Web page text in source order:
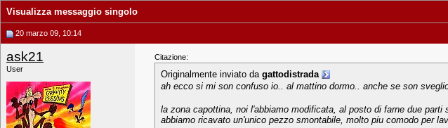
Visualizza messaggio singolo
20 marzo 09, 10:14
ask21
User
Citazione:
Originalmente inviato da gattodistrada
ah ecco si mi son confuso io.. al mattino dormo.. anche se son
la zona capottina, noi l'abbiamo modificata, al posto di farne due
abbiamo ricavato un'unico pezzo smontabile, molto piu comodo per